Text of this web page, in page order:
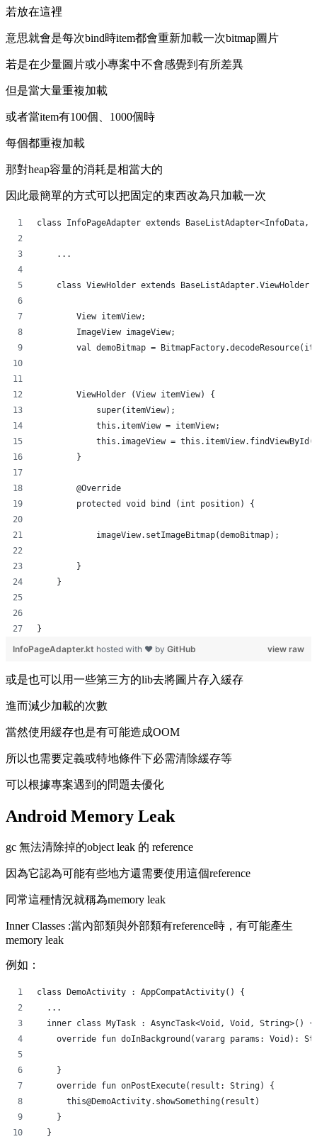
若放在這裡
意思就會是每次bind時item都會重新加載一次bitmap圖片
若是在少量圖片或小專案中不會感覺到有所差異
但是當大量重複加載
或者當item有100個、1000個時
每個都重複加載
那對heap容量的消耗是相當大的
因此最簡單的方式可以把固定的東西改為只加載一次
class InfoPageAdapter extends BaseListAdapter<InfoData,
    ...
class ViewHolder extends BaseListAdapter.ViewHolder
        View itemView;
        ImageView imageView;
val demoBitmap =
        ViewHolder (View itemView) {
            super(itemView);
            this.itemView = itemView;
this.imageView =
        }
        @Override
        protected void bind (int position) {
            imageView.setImageBitmap(demoBitmap);
        }
    }
}
view raw
InfoPageAdapter.kt hosted with ❤ by GitHub
或是也可以用一些第三方的lib去將圖片存入緩存
進而減少加載的次數
當然使用緩存也是有可能造成OOM
所以也需要定義或特地條件下必需清除緩存等
可以根據專案遇到的問題去優化
Android Memory Leak
gc 無法清除掉的object leak 的 reference
因為它認為可能有些地方還需要使用這個reference
同常這種情況就稱為memory leak
Inner Classes :當內部類與外部類有reference時，有可能產生
memory leak
例如：
class DemoActivity : AppCompatActivity() {
  ...
  inner class MyTask : AsyncTask<Void, Void, String>() {
override fun doInBackground(vararg params: Void):
    }
    override fun onPostExecute(result: String) {
      this@DemoActivity.showSomething(result)
    }
  }